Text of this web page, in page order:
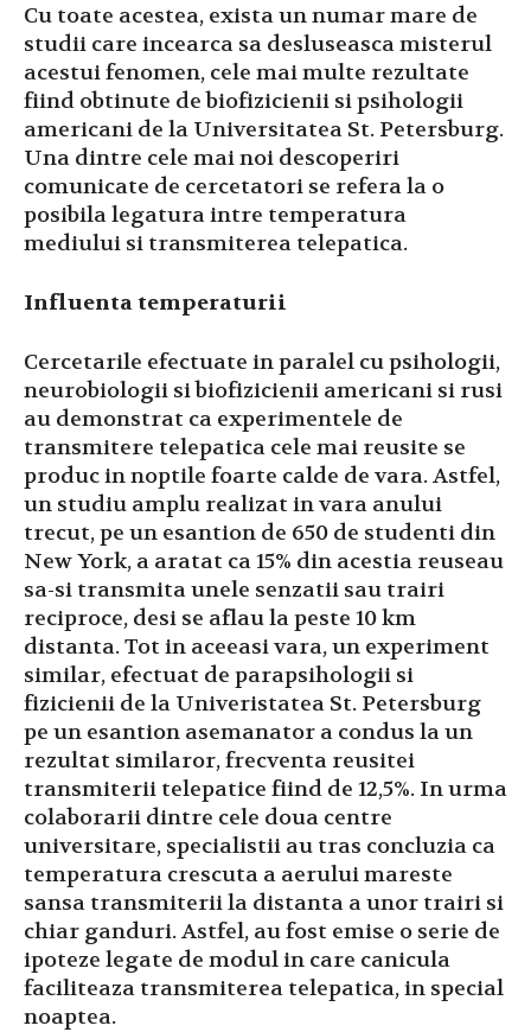
Cu toate acestea, exista un numar mare de
studii care incearca sa desluseasca misterul
acestui fenomen, cele mai multe rezultate
fiind obtinute de biofizicienii si psihologii
americani de la Universitatea St. Petersburg.
Una dintre cele mai noi descoperiri
comunicate de cercetatori se refera la o
posibila legatura intre temperatura
mediului si transmiterea telepatica.
Influenta temperaturii
Cercetarile efectuate in paralel cu psihologii,
neurobiologii si biofizicienii americani si rusi
au demonstrat ca experimentele de
transmitere telepatica cele mai reusite se
produc in noptile foarte calde de vara. Astfel,
un studiu amplu realizat in vara anului
trecut, pe un esantion de 650 de studenti din
New York, a aratat ca 15% din acestia reuseau
sa-si transmita unele senzatii sau trairi
reciproce, desi se aflau la peste 10 km
distanta. Tot in aceeasi vara, un experiment
similar, efectuat de parapsihologii si
fizicienii de la Univeristatea St. Petersburg
pe un esantion asemanator a condus la un
rezultat similaror, frecventa reusitei
transmiterii telepatice fiind de 12,5%. In urma
colaborarii dintre cele doua centre
universitare, specialistii au tras concluzia ca
temperatura crescuta a aerului mareste
sansa transmiterii la distanta a unor trairi si
chiar ganduri. Astfel, au fost emise o serie de
ipoteze legate de modul in care canicula
faciliteaza transmiterea telepatica, in special
noaptea.